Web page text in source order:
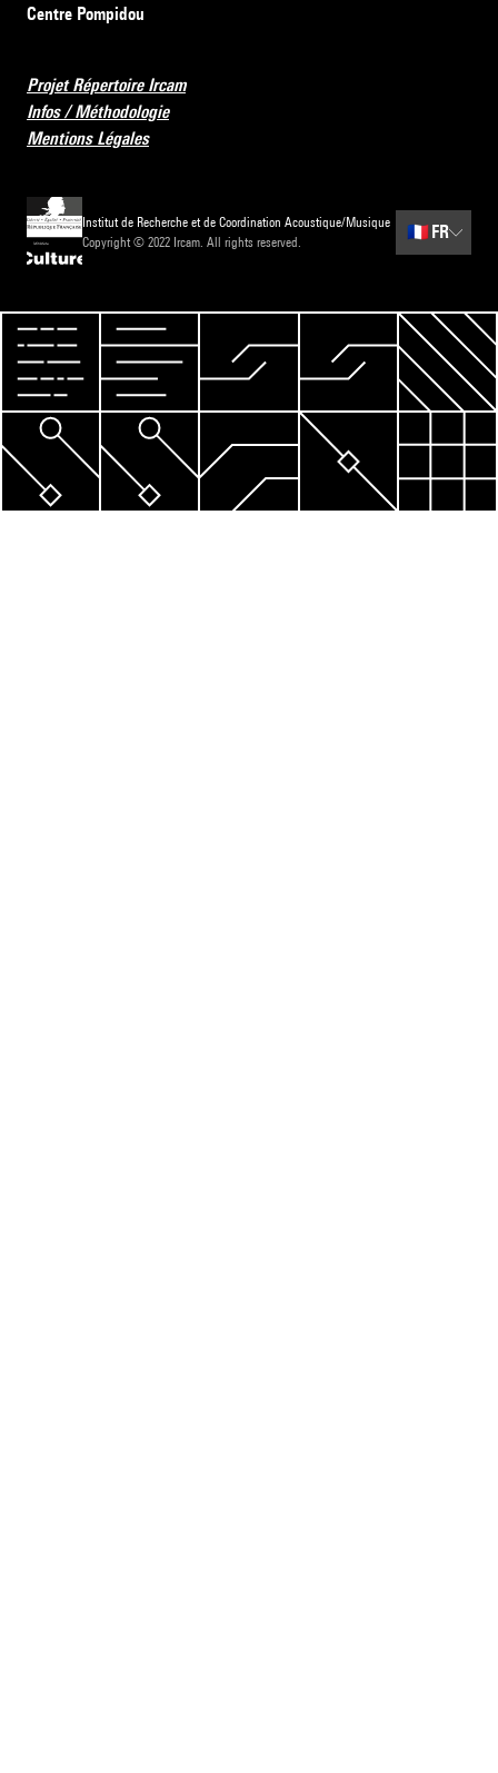
Centre Pompidou
Projet Répertoire Ircam
Infos / Méthodologie
Mentions Légales
Institut de Recherche et de Coordination Acoustique/Musique
Copyright © 2022 Ircam. All rights reserved.
🇫🇷 FR